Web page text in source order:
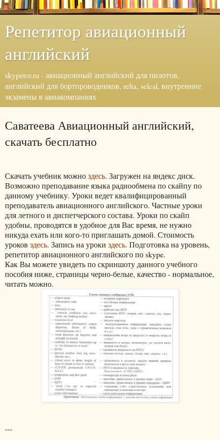
Репетитор авиационный
английский
skypetor.ru - авиационный английский для пилотов,
английский для бортпроводников, relta, selcal, внутренние
экзамены в авиакомпаниях
Саватеева Авиационный английский,
скачать бесплатно
Скачать учебник можноздесь. Загружен на яндекс диск.
Возможно преподавание языка радиообмена по скайпу по
данному учебнику. Уроки ведет квалифицированный
преподаватель авиационного английского. Частные уроки
для летного и диспетчерского состава. Уроки по скайп
удобны, проводятся в удобное для Вас время, не нужно
никуда ехать или кого-то приглашать домой. Стоимость
уроков здесь. Запись на уроки здесь. Подготовка на уровень,
репетитор авиационного английского по skype.
Как Вы можете увидеть по скриншоту данного учебного
пособия ниже, страницы черно-белые, качество - нормальное,
читать можно.
---